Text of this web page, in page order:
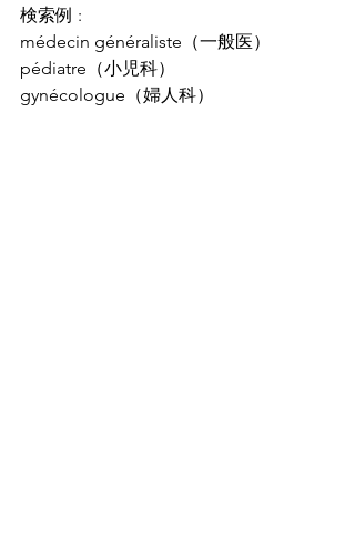
検索例 :
médecin généraliste（一般医）
pédiatre（小児科）
gynécologue（婦人科）